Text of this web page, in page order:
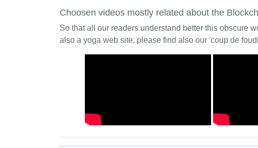
Choosen videos mostly related about the
So that all our readers understand better this obscure
also a yoga web site, please find also our 'coup de